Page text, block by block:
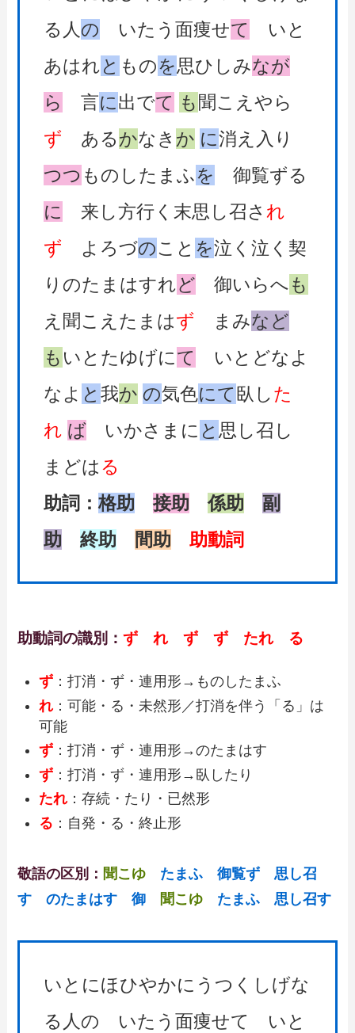
る人 の いたう面痩せて
いと
あはれと ものを思ひしみなが
ら
言に出でて も 聞こえやら
ず あるかなき か に消え入り
つつ ものしたまふを
御覧ずる
に
来し方行く末思し召され
ず よろづのこと を泣く泣く契
りのたまはすれど 御いらへも
え聞こえたまはず まみなど
も いとたゆげにて
いとどなよ
なよ と我か の気色にて臥した
れ ば いかさまに と 思し召し
まどはる
助詞：格助 接助 係助
副
助
終助 間助 助動詞
助動詞の識別：ず れ ず ず たれ る
ず ：打消・ず・連用形→ものしたまふ
れ ：可能・る・未然形／打消を伴う「る」は
可能
ず ：打消・ず・連用形→のたまはす
ず：打消・ず・連用形→臥したり
たれ ：存続・たり・已然形
る ：自発・る・終止形
敬語の区別： 聞こゆ
たまふ 御覧ず 思し召
す のたまはす 御
聞こゆ たまふ 思し召す
いとにほひやかにうつくしげな
る人の いたう面痩せて いと